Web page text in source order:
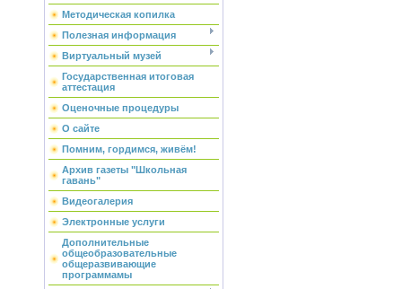
Методическая копилка
Полезная информация
Виртуальный музей
Государственная итоговая
аттестация
Оценочные процедуры
О сайте
Помним, гордимся, живём!
Архив газеты "Школьная
гавань"
Видеогалерия
Электронные услуги
Дополнительные
общеобразовательные
общеразвивающие
программамы